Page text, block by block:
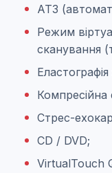
АТЗ
Режим
сканування
Компресійна
Стрес-
CD / DVD;
VirtualTouch